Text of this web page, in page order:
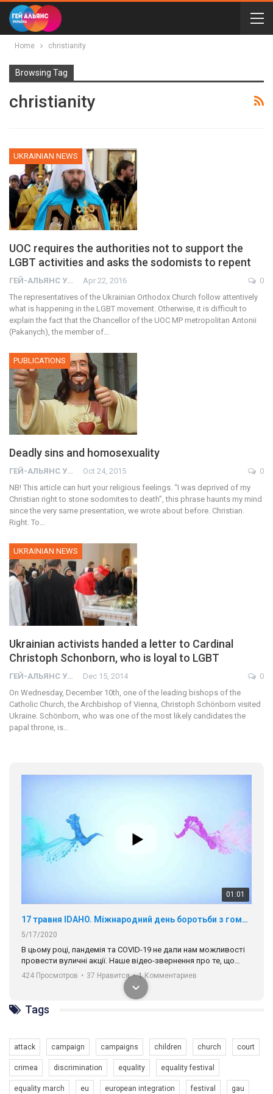
Home christianity
Browsing Tag
christianity
UKRAINIAN NEWS
UOC requires the authorities not to support the
LGBT activities and asks the sodomists to repent
ГЕЙ-АЛЬЯНС УКРАИНА Apr 22, 2016
0
The representatives of the Ukrainian Orthodox Church follow attentively
what is happening in the LGBT movement. Otherwise, it is difficult to
explain the fact that the Chancellor of the UOC MP metropolitan Antonii
(Pakanych), the member of…
PUBLICATIONS
Deadly sins and homosexuality
ГЕЙ-АЛЬЯНС УКРАИНА Oct 24, 2015
0
NB! This article can hurt your religious feelings. “I was deprived of my
Christian right to stone sodomites to death”, this phrase haunts my mind
since the very same presentation, we wrote about before. Christian.
Right. To…
UKRAINIAN NEWS
Ukrainian activists handed a letter to Cardinal
Christoph Schonborn, who is loyal to LGBT
ГЕЙ-АЛЬЯНС УКРАИНА Dec 15, 2014
0
On Wednesday, December 10th, one of the leading bishops of the
Catholic Church, the Archbishop of Vienna, Christoph Schönborn visited
Ukraine. Schönborn, who was one of the most likely candidates the
papal throne, is…
01:01
17 травня IDAHO. Міжнародний день боротьби з гомофобією трансфобією і біфобія.
5/17/2020
В цьому році, пандемія та COVІD-19 не дали нам можливості
провести вуличні акції. Наше відео-звернення про те, що
навіть коли ми у різних містах та не можемо зустрінеться, ми
разом. Ми закликаємо всіх хто поділяє цінності рівності та
солідарності, приєднатися до нас. Регіональні підрозділи
ГАУ є в 16 областях України.
Разом наш голос лунає гучніше!
424 Просмотров • 37 Нравится • 1 Комментариев
Tags
attack campaign campaigns children church court
crimea discrimination equality equality festival
equality march eu european integration festival gau